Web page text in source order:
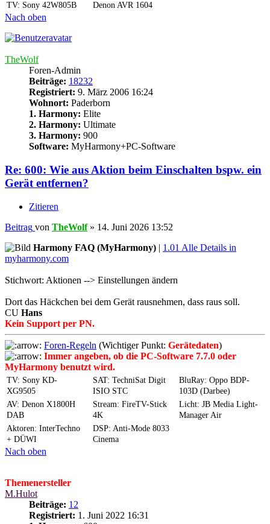
TV: Sony 42W805B Denon AVR 1604
Nach oben
TheWolf
Foren-Admin
Beiträge: 18232
Registriert: 9. März 2006 16:24
Wohnort: Paderborn
1. Harmony: Elite
2. Harmony: Ultimate
3. Harmony: 900
Software: MyHarmony+PC-Software
Re: 600: Wie aus Aktion beim Einschalten bspw. ein
Gerät entfernen?
Zitieren
Beitrag von TheWolf» 14. Juni 2026 13:52
Harmony FAQ (MyHarmony) | 1.01 Alle Details in
myharmony.com
Stichwort: Aktionen --> Einstellungen ändern
Dort das Häckchen bei dem Gerät rausnehmen, dass raus soll.
CU Hans
Kein Support per PN.
Foren-Regeln (Wichtiger Punkt: Gerätedaten)
Immer angeben, ob die PC-Software 7.7.0 oder
MyHarmony benutzt wird.
TV: Sony KD-
XG9505
SAT: TechniSat Digit
ISIO STC
BluRay: Oppo BDP-
103D (Darbee)
AV: Denon X1800H
DAB
Stream: FireTV-Stick
4K
Licht: JB Media Light-
Manager Air
Aktoren: InterTechno
+ DÜWI
DSP: Anti-Mode 8033
Cinema
Nach oben
Themenersteller
M.Hulot
Beiträge: 12
Registriert: 1. Juni 2022 16:31